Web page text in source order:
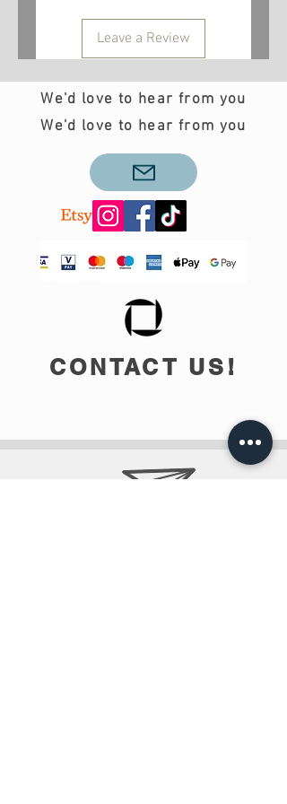
info@teobee.lv
Leave a Review
We'd love to hear from you
We'd love to hear from you
CONTACT US!